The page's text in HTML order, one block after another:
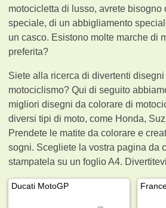
motocicletta di lusso, avrete bisogno
speciale, di un abbigliamento
un casco. Esistono molte marche di
preferita?
Siete alla ricerca di divertenti disegni
motociclismo? Qui di seguito
migliori disegni da colorare di
diversi tipi di moto, come Honda,
Prendete le matite da colorare e
sogni. Scegliete la vostra pagina da
stampatela su un foglio A4.
Ducati MotoGP